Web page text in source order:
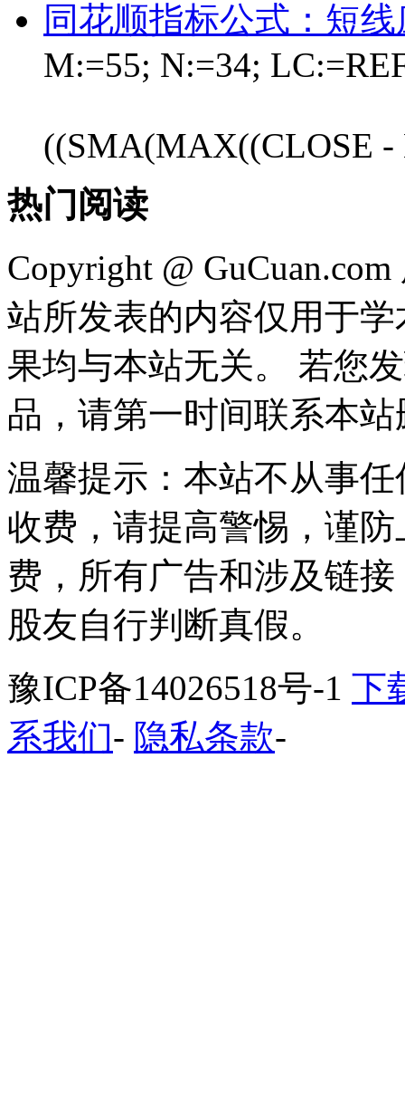
同花顺指标公式：短线
M:=55; N:=34;
((SMA(MAX((CLOSE -
热门阅读
Copyright @
站所发表的内容仅用于
果均与本站无关。 若您
品，请第一时间联系本站
温馨提示：本站不从事
收费，请提高警惕，谨
费，所有广告和涉及链
股友自行判断真假。
豫ICP备14026518号-1 下
系我们- 隐私条款-